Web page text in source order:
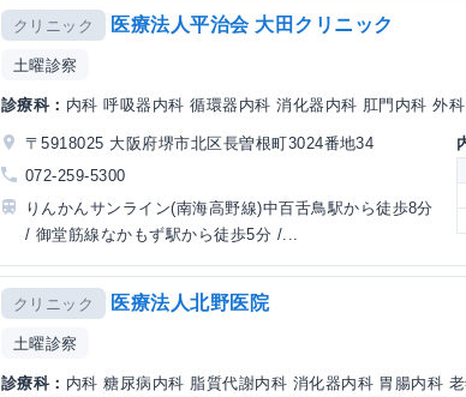
クリニック 医療法人平治会 大田クリニック
土曜診察
診療科： 内科 呼吸器内科 循環器内科 消化器内科 肛門内科 外
〒5918025 大阪府堺市北区長曽根町3024番地34
072-259-5300
りんかんサンライン(南海高野線)中百舌鳥駅から徒歩8分
/ 御堂筋線なかもず駅から徒歩5分 /...
クリニック 医療法人北野医院
土曜診察
診療科： 内科 糖尿病内科 脂質代謝内科 消化器内科 胃腸内科